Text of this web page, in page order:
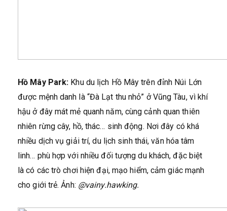
Hồ Mây Park: Khu du lịch Hồ Mây trên đỉnh Núi Lớn
được mệnh danh là “Đà Lạt thu nhỏ” ở Vũng Tàu, vì khí
hậu ở đây mát mẻ quanh năm, cùng cảnh quan thiên
nhiên rừng cây, hồ, thác… sinh động. Nơi đây có khá
nhiều dịch vụ giải trí, du lịch sinh thái, văn hóa tâm
linh… phù hợp với nhiều đối tượng du khách, đặc biệt
là có các trò chơi hiện đại, mạo hiểm, cảm giác mạnh
cho giới trẻ. Ảnh: @vainy.hawking.